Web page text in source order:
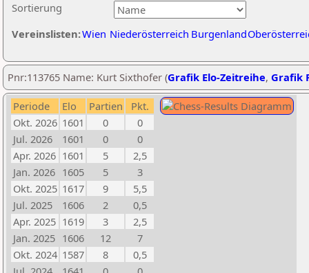
Sortierung
Vereinslisten:Wien Niederösterreich Burgenland
Pnr:113765 Name: Kurt Sixthofer (Grafik Elo-Zeitreihe, Grafik
Periode Elo Partien
Pkt.
Okt. 2026 1601 0
0
Jul. 2026
1601 0
0
Apr. 2026 1601 5
2,5
Jan. 2026 1605 5
3
Okt. 2025 1617 9
5,5
Jul. 2025
1606 2
0,5
Apr. 2025 1619 3
2,5
Jan. 2025 1606 12
7
Okt. 2024 1587 8
0,5